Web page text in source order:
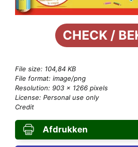
CHECK /
File size: 104,84 KB
File format: image/png
Resolution: 903 × 1266 pixels
License: Personal use only
Credit
Afdrukken